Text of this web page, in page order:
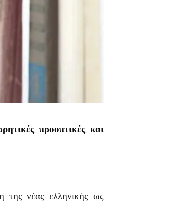
προοπτικές και
της νέας ελληνικής ως